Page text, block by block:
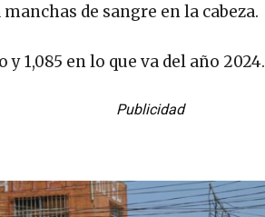
de sangre en la cabeza.
1,085 en lo que va del año 2024.
Publicidad